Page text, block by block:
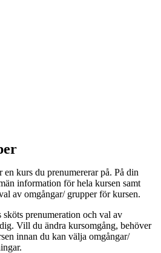
kurs du prenumererar på. På din
information för hela kursen samt
av omgångar/ grupper för kursen.
prenumeration och val av
Vill du ändra kursomgång, behöver
innan du kan välja omgångar/